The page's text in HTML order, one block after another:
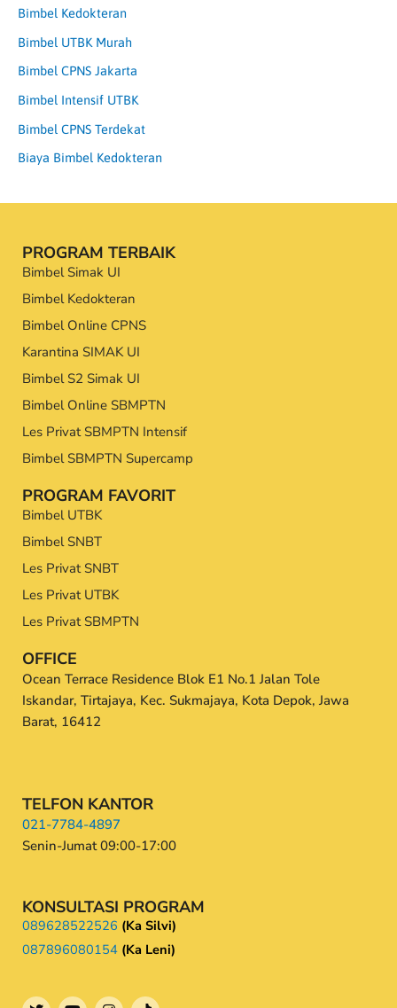
Bimbel Kedokteran
Bimbel UTBK Murah
Bimbel CPNS Jakarta
Bimbel Intensif UTBK
Bimbel CPNS Terdekat
Biaya Bimbel Kedokteran
PROGRAM TERBAIK
Bimbel Simak UI
Bimbel Kedokteran
Bimbel Online CPNS
Karantina SIMAK UI
Bimbel S2 Simak UI
Bimbel Online SBMPTN
Les Privat SBMPTN Intensif
Bimbel SBMPTN Supercamp
PROGRAM FAVORIT
Bimbel UTBK
Bimbel SNBT
Les Privat SNBT
Les Privat UTBK
Les Privat SBMPTN
OFFICE
Ocean Terrace Residence Blok E1 No.1 Jalan Tole
Iskandar, Tirtajaya, Kec. Sukmajaya, Kota Depok, Jawa
Barat, 16412
TELFON KANTOR
021-7784-4897
Senin-Jumat 09:00-17:00
KONSULTASI PROGRAM
089628522526 (Ka Silvi)
087896080154 (Ka Leni)
T Y I